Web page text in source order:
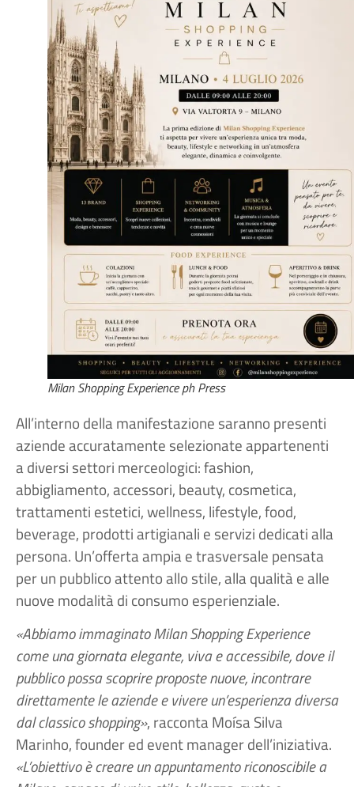
Milan Shopping Experience ph Press
All’interno della manifestazione saranno presenti
aziende accuratamente selezionate appartenenti
a diversi settori merceologici: fashion,
abbigliamento, accessori, beauty, cosmetica,
trattamenti estetici, wellness, lifestyle, food,
beverage, prodotti artigianali e servizi dedicati alla
persona. Un’offerta ampia e trasversale pensata
per un pubblico attento allo stile, alla qualità e alle
nuove modalità di consumo esperienziale.
«Abbiamo immaginato Milan Shopping Experience
come una giornata elegante, viva e accessibile, dove il
pubblico possa scoprire proposte nuove, incontrare
direttamente le aziende e vivere un’esperienza diversa
dal classico shopping», racconta Moísa Silva
Marinho, founder ed event manager dell’iniziativa.
«L’obiettivo è creare un appuntamento riconoscibile a